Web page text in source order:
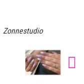
Zonnestudio